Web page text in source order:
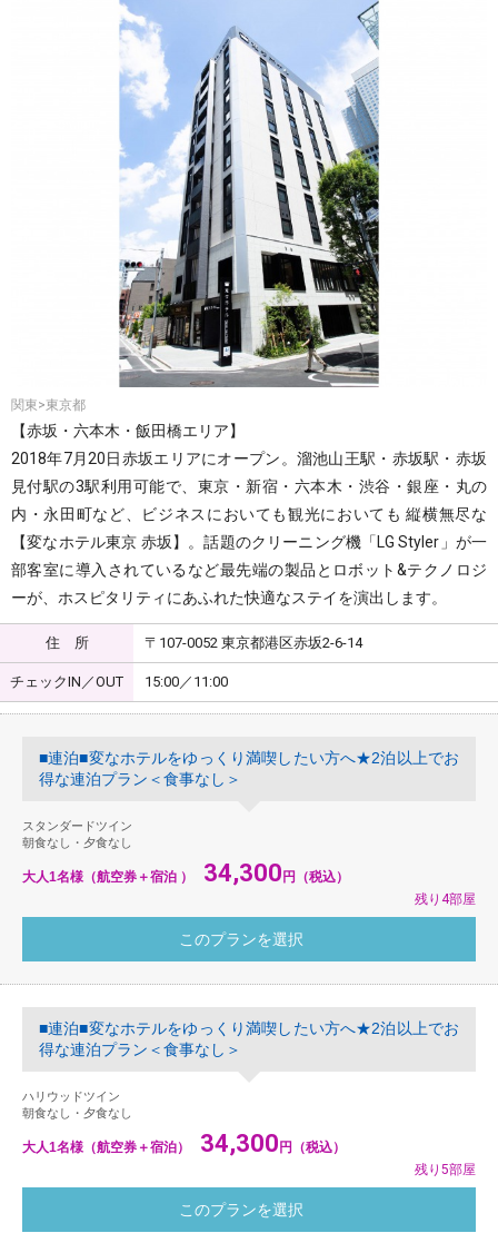
関東>東京都
【赤坂・六本木・飯田橋エリア】
2018年7月20日赤坂エリアにオープン。溜池山王駅・赤坂駅・赤坂
見付駅の3駅利用可能で、東京・新宿・六本木・渋谷・銀座・丸の
内・永田町など、ビジネスにおいても観光においても 縦横無尽な
【変なホテル東京 赤坂】。話題のクリーニング機「LG Styler」が一
部客室に導入されているなど最先端の製品とロボット&テクノロジ
ーが、ホスピタリティにあふれた快適なステイを演出します。
住 所 〒107-0052 東京都港区赤坂2-6-14
チェックIN／OUT 15:00／11:00
■連泊■変なホテルをゆっくり満喫したい方へ★2泊以上でお
得な連泊プラン＜食事なし＞
スタンダードツイン
朝食なし・夕食なし
大人1名様（航空券＋宿泊 ） 34,300円（税込）
残り4部屋
■連泊■変なホテルをゆっくり満喫したい方へ★2泊以上でお
得な連泊プラン＜食事なし＞
ハリウッドツイン
朝食なし・夕食なし
大人1名様（航空券＋宿泊） 34,300円（税込）
残り5部屋